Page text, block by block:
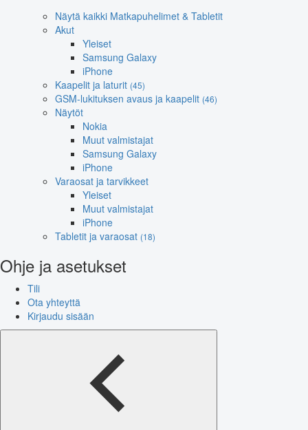
Näytä kaikki Matkapuhelimet & Tabletit
Akut
Yleiset
Samsung Galaxy
iPhone
Kaapelit ja laturit (45)
GSM-lukituksen avaus ja kaapelit (46)
Näytöt
Nokia
Muut valmistajat
Samsung Galaxy
iPhone
Varaosat ja tarvikkeet
Yleiset
Muut valmistajat
iPhone
Tabletit ja varaosat (18)
Ohje ja asetukset
Tili
Ota yhteyttä
Kirjaudu sisään